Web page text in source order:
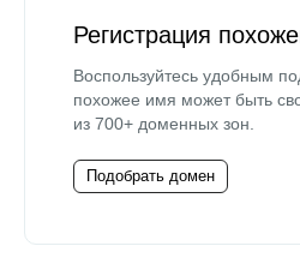
Регистрация
Воспользуйтесь удобным
похожее имя может быть
из 700+ доменных зон.
Подобрать домен